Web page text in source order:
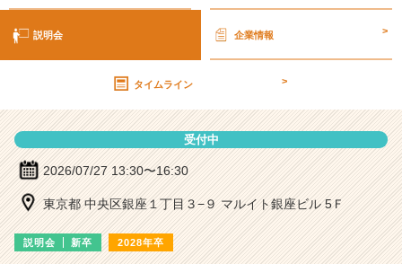
明
細
|
ー・
成
企
業
説明会 企業情報 >
タイムライン >
受付中
2026/07/27 13:30〜16:30
東京都 中央区銀座１丁目３−９ マルイト銀座ビル 5Ｆ
説明会 新卒 2028年卒